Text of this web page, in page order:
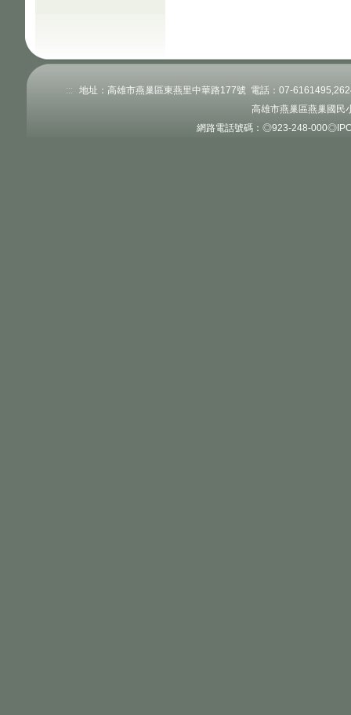
:::
地址：高雄市燕巢區東燕里中華路177號 電話：07-
高雄市燕巢區燕巢國民
網路電話號碼：◎923-248-